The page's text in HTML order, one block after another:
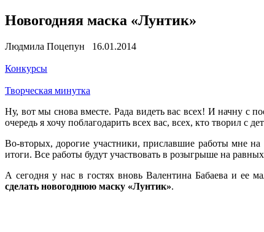
Новогодняя маска «Лунтик»
Людмила Поцепун 16.01.2014
Конкурсы
Творческая минутка
Ну, вот мы снова вместе. Рада видеть вас всех! И начну с
очередь я хочу поблагодарить всех вас, всех, кто творил с
Во-вторых, дорогие участники, приславшие работы мне
итоги. Все работы будут участвовать в розыгрыше на
А сегодня у нас в гостях вновь Валентина Бабаева и
сделать новогоднюю маску «Лунтик».